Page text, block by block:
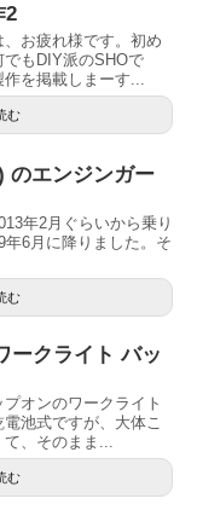
2
お疲れ様です。初め
でもDIY派のSHOで
を掲載しまーす...
む
のエンジンガー
年2月ぐらいから乗り
年6月に降りました。そ
む
ークライト バッ
オンのワークライト
池式ですが、大体こ
て、そのまま...
む